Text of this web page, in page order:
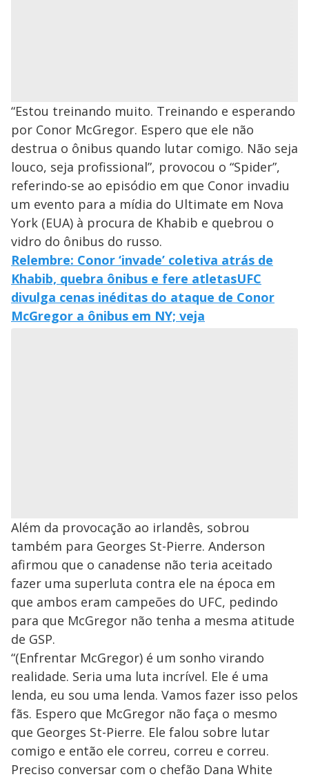
“Estou treinando muito. Treinando e esperando
por Conor McGregor. Espero que ele não
destrua o ônibus quando lutar comigo. Não seja
louco, seja profissional”, provocou o “Spider”,
referindo-se ao episódio em que Conor invadiu
um evento para a mídia do Ultimate em Nova
York (EUA) à procura de Khabib e quebrou o
vidro do ônibus do russo.
Relembre: Conor ‘invade’ coletiva atrás de
Khabib, quebra ônibus e fere atletasUFC
divulga cenas inéditas do ataque de Conor
McGregor a ônibus em NY; veja
Além da provocação ao irlandês, sobrou
também para Georges St-Pierre. Anderson
afirmou que o canadense não teria aceitado
fazer uma superluta contra ele na época em
que ambos eram campeões do UFC, pedindo
para que McGregor não tenha a mesma atitude
de GSP.
“(Enfrentar McGregor) é um sonho virando
realidade. Seria uma luta incrível. Ele é uma
lenda, eu sou uma lenda. Vamos fazer isso pelos
fãs. Espero que McGregor não faça o mesmo
que Georges St-Pierre. Ele falou sobre lutar
comigo e então ele correu, correu e correu.
Preciso conversar com o chefão Dana White